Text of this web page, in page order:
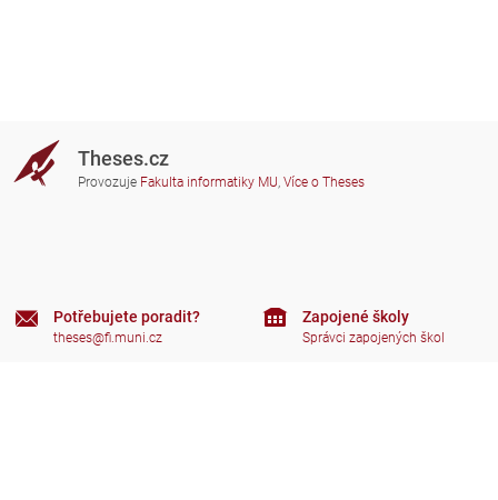
Theses.cz
Provozuje Fakulta informatiky MU, Více o Theses
Potřebujete poradit?
theses@fi.muni.cz
Zapojené školy
Správci zapojených škol